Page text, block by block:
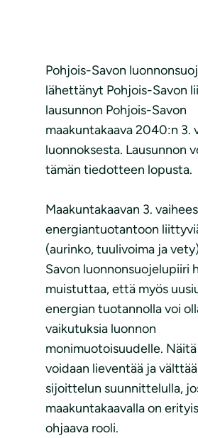
Pohjois-Savon
lähettänyt Pohjois-Savon
lausunnon Pohjois-Savon
maakuntakaava 2040:n 3.
luonnoksesta. Lausunnon
tämän tiedotteen lopusta.
Maakuntakaavan 3.
energiantuotantoon
(aurinko, tuulivoima ja
Savon luonnonsuojelupiiri
muistuttaa, että myös
energian tuotannolla voi
vaikutuksia luonnon
monimuotoisuudelle.
voidaan lieventää ja
sijoittelun suunnittelulla,
maakuntakaavalla on
ohjaava rooli.